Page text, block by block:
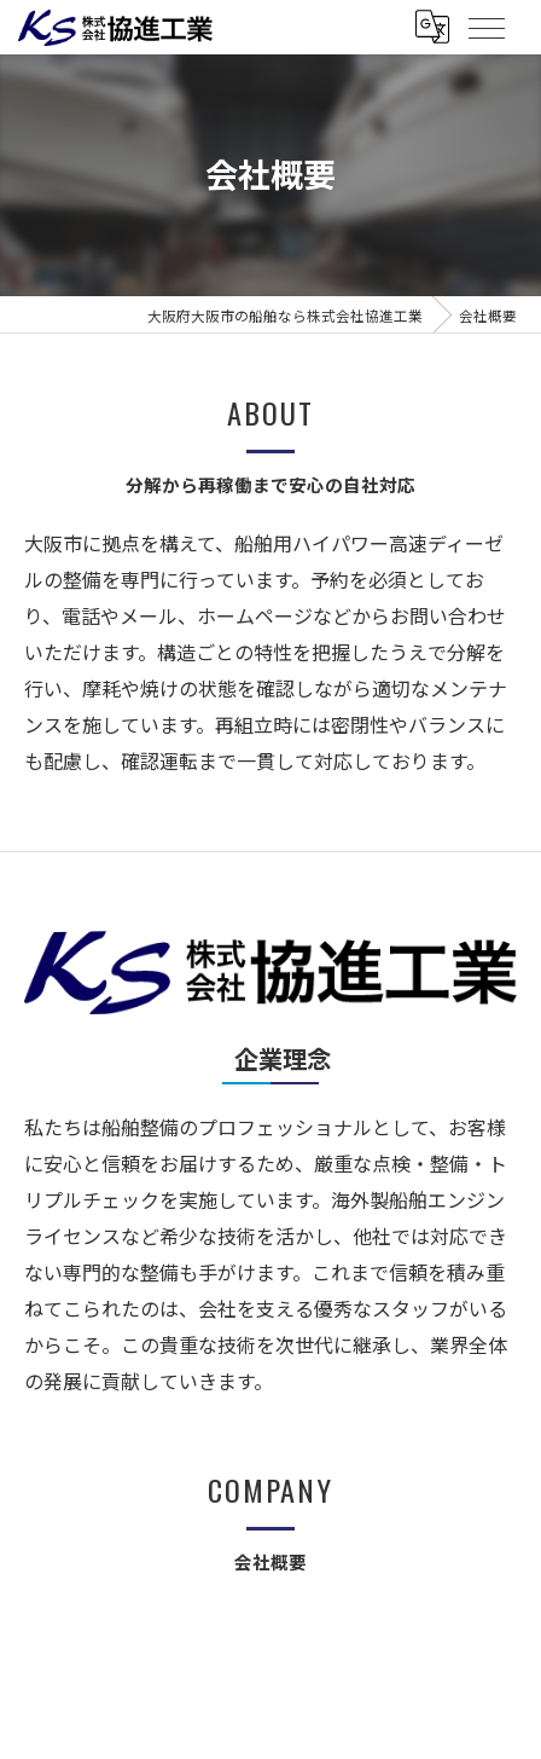
会社概要
大阪府大阪市の船舶なら株式会社協進工業 会社概要
分解から再稼働まで安心の自社対応
ABOUT
大阪市に拠点を構えて、船舶用ハイパワー高速ディーゼ
ルの整備を専門に行っています。予約を必須としてお
り、電話やメール、ホームページなどからお問い合わせ
いただけます。構造ごとの特性を把握したうえで分解を
行い、摩耗や焼けの状態を確認しながら適切なメンテナ
ンスを施しています。再組立時には密閉性やバランスに
も配慮し、確認運転まで一貫して対応しております。
企業理念
私たちは船舶整備のプロフェッショナルとして、お客様
に安心と信頼をお届けするため、厳重な点検・整備・ト
リプルチェックを実施しています。海外製船舶エンジン
ライセンスなど希少な技術を活かし、他社では対応でき
ない専門的な整備も手がけます。これまで信頼を積み重
ねてこられたのは、会社を支える優秀なスタッフがいる
からこそ。この貴重な技術を次世代に継承し、業界全体
の発展に貢献していきます。
会社概要
COMPANY